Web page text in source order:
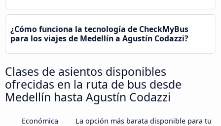
¿Cómo funciona la tecnología de CheckMyBus
para los viajes de Medellín a Agustín Codazzi?
Clases de asientos disponibles
ofrecidas en la ruta de bus desde
Medellín hasta Agustín Codazzi
Económica
La opción más barata disponible para tu